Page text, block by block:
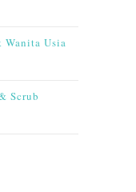
Usia
Scrub